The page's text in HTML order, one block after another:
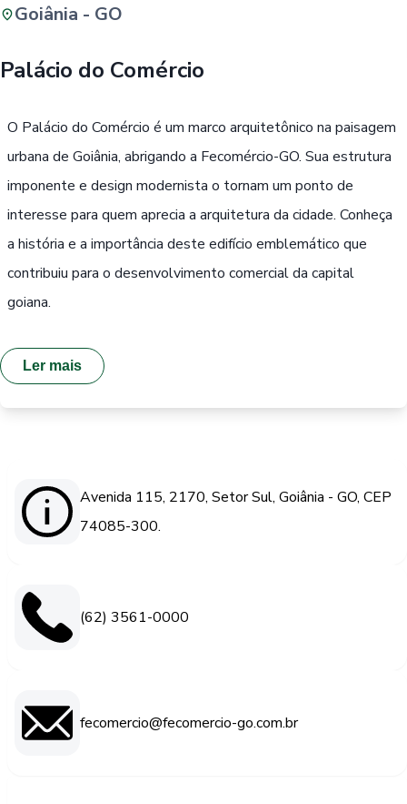
Goiânia - GO
Palácio do Comércio
O Palácio do Comércio é um marco arquitetônico na paisagem
urbana de Goiânia, abrigando a Fecomércio-GO. Sua estrutura
imponente e design modernista o tornam um ponto de
interesse para quem aprecia a arquitetura da cidade. Conheça
a história e a importância deste edifício emblemático que
contribuiu para o desenvolvimento comercial da capital
goiana.
Ler mais
Avenida 115, 2170, Setor Sul, Goiânia - GO, CEP
74085-300.
(62) 3561-0000
fecomercio@fecomercio-go.com.br